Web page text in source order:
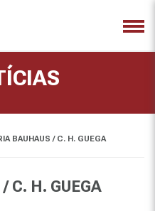
BAUHAUS / C. H. GUEGA
C. H. GUEGA